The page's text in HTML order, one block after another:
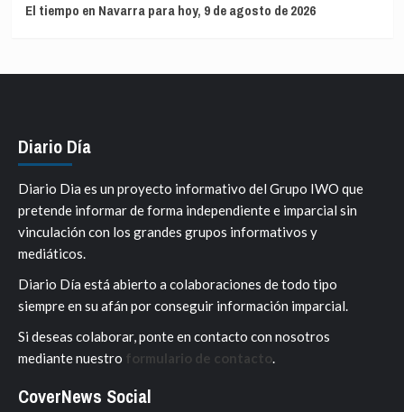
El tiempo en Navarra para hoy, 9 de agosto de 2026
Diario Día
Diario Dia es un proyecto informativo del Grupo IWO que
pretende informar de forma independiente e imparcial sin
vinculación con los grandes grupos informativos y
mediáticos.
Diario Día está abierto a colaboraciones de todo tipo
siempre en su afán por conseguir información imparcial.
Si deseas colaborar, ponte en contacto con nosotros
mediante nuestro formulario de contacto.
CoverNews Social